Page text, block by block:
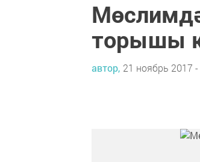
торышы
автор, 21 ноябрь 2017 -